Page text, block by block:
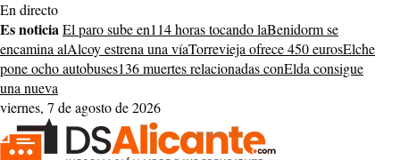
Saltar
al
contenido
En directo
Es noticiaEl paro sube en114 horas tocando laBenidorm se
encamina alAlcoy estrena una víaTorrevieja ofrece 450 eurosElche
pone ocho autobuses136 muertes relacionadas conElda consigue
una nueva
viernes, 7 de agosto de 2026